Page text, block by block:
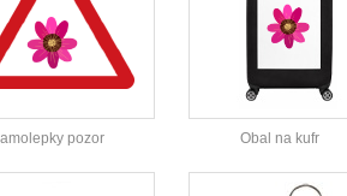
pozor Obal na kufr